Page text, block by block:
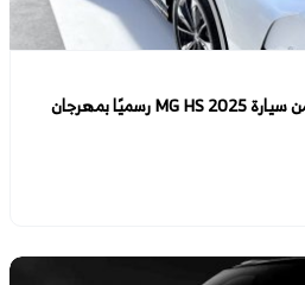
الإطلاق الرسمي للجيل الجديد من سيارة MG HS 2025 رسميًا بمهرجان